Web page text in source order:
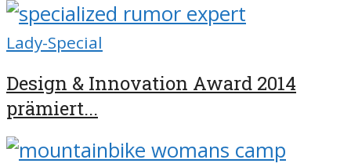
Lady-Special
Design & Innovation Award 2014
prämiert...